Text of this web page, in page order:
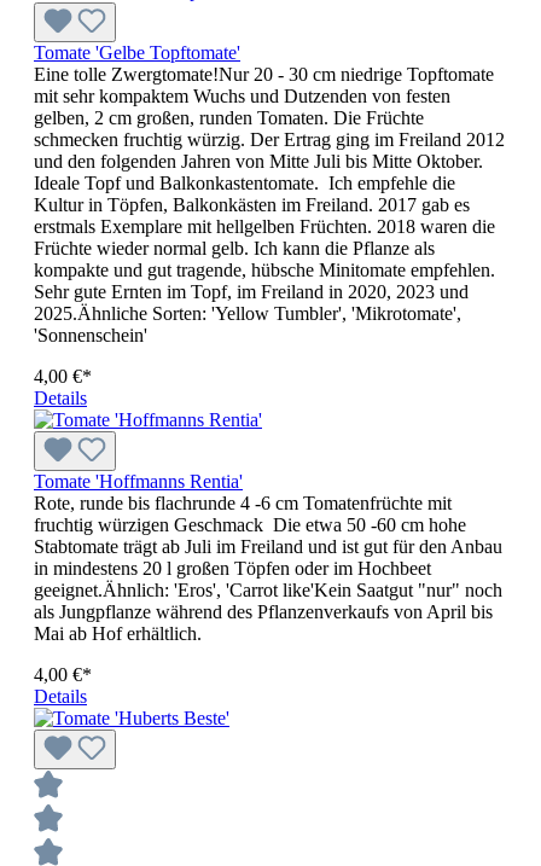
Tomate 'Gelbe Topftomate'
Eine tolle Zwergtomate!Nur 20 - 30 cm niedrige Topf­to­mate
mit sehr kompaktem Wuchs und Dutzenden von festen
gelben, 2 cm großen, runden Tomaten. Die Früchte
schmecken fruchtig wür­zig. Der Ertrag ging im Freiland 2012
und den folgenden Jahren von Mitte Juli bis Mitte Oktober.
Ideale Topf und Balkonkastentomate. Ich empfehle die
Kultur in Töpfen, Balkonkästen im Freiland. 2017 gab es
erstmals Exemplare mit hellgelben Früchten. 2018 waren die
Früchte wieder normal gelb. Ich kann die Pflanze als
kompakte und gut tragende, hübsche Minitomate empfehlen.
Sehr gute Ernten im Topf, im Freiland in 2020, 2023 und
2025.Ähnliche Sorten: 'Yellow Tumbler', 'Mikrotomate',
'Sonnenschein'
4,00 €*
Details
Tomate 'Hoffmanns Rentia'
Rote, runde bis flachrunde 4 -6 cm Tomatenfrüchte mit
fruchtig würzigen Geschmack Die etwa 50 -60 cm hohe
Stabtomate trägt ab Juli im Freiland und ist gut für den Anbau
in mindestens 20 l großen Töpfen oder im Hochbeet
geeignet.Ähnlich: 'Eros', 'Carrot like'Kein Saatgut "nur" noch
als Jungpflanze während des Pflanzenverkaufs von April bis
Mai ab Hof erhältlich.
4,00 €*
Details